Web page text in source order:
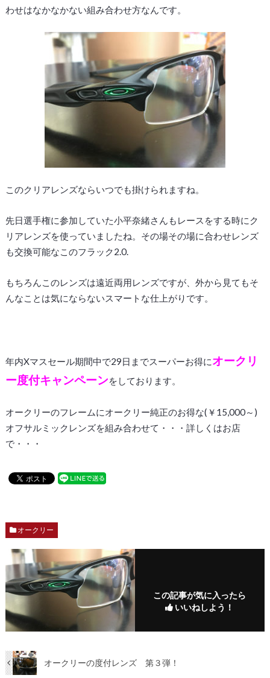
わせはなかなかない組み合わせ方なんです。
このクリアレンズならいつでも掛けられますね。
先日選手権に参加していた小平奈緒さんもレースをする時にク
リアレンズを使っていましたね。その場その場に合わせレンズ
も交換可能なこのフラック2.0.
もちろんこのレンズは遠近両用レンズですが、外から見てもそ
んなことは気にならないスマートな仕上がりです。
年内Xマスセール期間中で29日までスーパーお得にオークリ
ー度付キャンペーンをしております。
オークリーのフレームにオークリー純正のお得な(￥15,000～)
オフサルミックレンズを組み合わせて・・・詳しくはお店
で・・・
オークリー
この記事が気に入ったら
いいねしよう！
オークリーの度付レンズ 第３弾！